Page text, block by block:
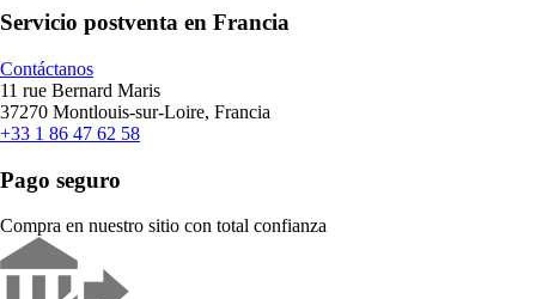
Servicio postventa en Francia
Contáctanos
11 rue Bernard Maris
37270 Montlouis-sur-Loire, Francia
+33 1 86 47 62 58
Pago seguro
Compra en nuestro sitio con total confianza